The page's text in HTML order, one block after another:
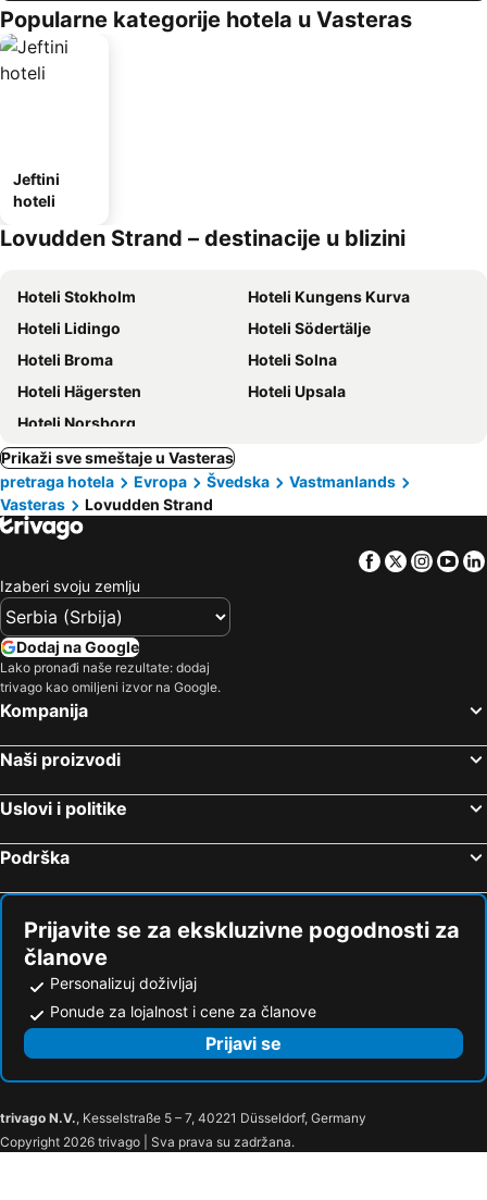
Popularne kategorije hotela u Vasteras
Jeftini
hoteli
Lovudden Strand – destinacije u blizini
Hoteli Stokholm
Hoteli Kungens Kurva
Hoteli Lidingo
Hoteli Södertälje
Hoteli Broma
Hoteli Solna
Hoteli Hägersten
Hoteli Upsala
Hoteli Norsborg
Prikaži sve smeštaje u Vasteras
pretraga hotela
Evropa Švedska
Vastmanlands
Vasteras
Lovudden Strand
Facebook
Twitter
Izaberi svoju zemlju
Dodaj na Google
Lako pronađi naše rezultate: dodaj
trivago kao omiljeni izvor na Google.
Kompanija
Naši proizvodi
Uslovi i politike
Podrška
Prijavite se za ekskluzivne pogodnosti za
članove
Personalizuj doživljaj
Ponude za lojalnost i cene za članove
Prijavi se
trivago N.V., Kesselstraße 5 – 7, 40221 Düsseldorf, Germany
Copyright 2026 trivago | Sva prava su zadržana.